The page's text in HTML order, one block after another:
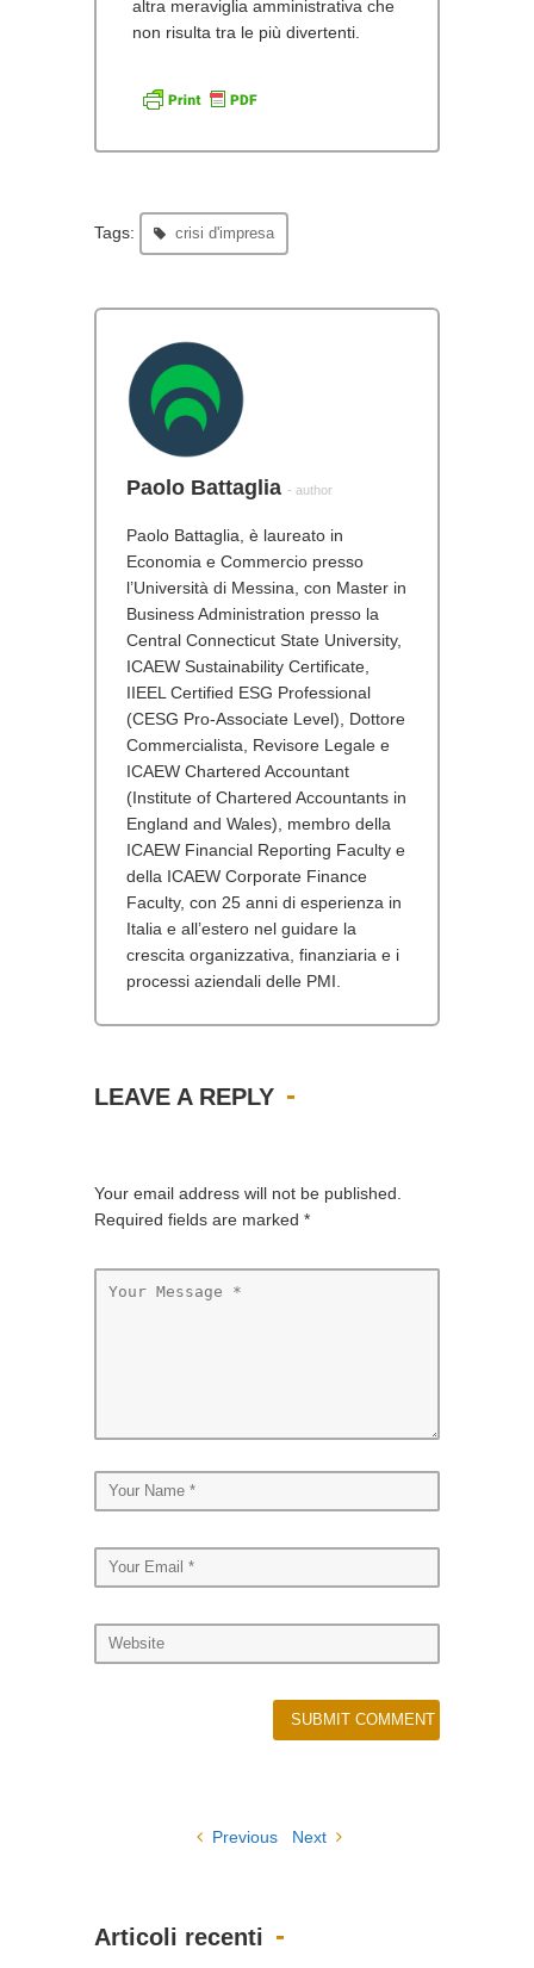
altra meraviglia amministrativa che
non risulta tra le più divertenti.
Tags: crisi d'impresa
Paolo Battaglia - author
Paolo Battaglia, è laureato in
Economia e Commercio presso
l’Università di Messina, con Master in
Business Administration presso la
Central Connecticut State University,
ICAEW Sustainability Certificate,
IIEEL Certified ESG Professional
(CESG Pro-Associate Level), Dottore
Commercialista, Revisore Legale e
ICAEW Chartered Accountant
(Institute of Chartered Accountants in
England and Wales), membro della
ICAEW Financial Reporting Faculty e
della ICAEW Corporate Finance
Faculty, con 25 anni di esperienza in
Italia e all’estero nel guidare la
crescita organizzativa, finanziaria e i
processi aziendali delle PMI.
LEAVE A REPLY
Your email address will not be published.
Required fields are marked *
Previous Next
Articoli recenti